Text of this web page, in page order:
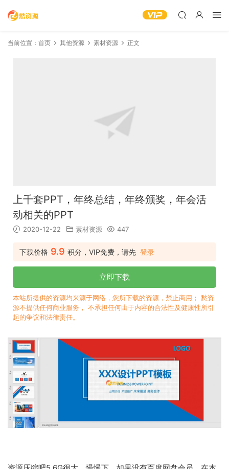
当前位置： 首页 其他资源 素材资源 正文
上千套PPT，年终总结，年终颁奖，年会活
动相关的PPT
2020-12-22 素材资源 447
下载价格 9.9 积分，VIP免费，请先 登录
立即下载
本站所提供的资源均来源于网络，您所下载的资源，禁止商用； 愁资
源不提供任何商业服务， 不承担任何由于内容的合法性及健康性所引
起的争议和法律责任。